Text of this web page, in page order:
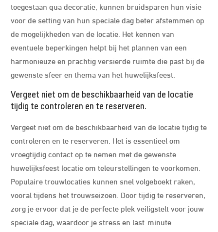
toegestaan qua decoratie, kunnen bruidsparen hun visie
voor de setting van hun speciale dag beter afstemmen op
de mogelijkheden van de locatie. Het kennen van
eventuele beperkingen helpt bij het plannen van een
harmonieuze en prachtig versierde ruimte die past bij de
gewenste sfeer en thema van het huwelijksfeest.
Vergeet niet om de beschikbaarheid van de locatie
tijdig te controleren en te reserveren.
Vergeet niet om de beschikbaarheid van de locatie tijdig te
controleren en te reserveren. Het is essentieel om
vroegtijdig contact op te nemen met de gewenste
huwelijksfeest locatie om teleurstellingen te voorkomen.
Populaire trouwlocaties kunnen snel volgeboekt raken,
vooral tijdens het trouwseizoen. Door tijdig te reserveren,
zorg je ervoor dat je de perfecte plek veiligstelt voor jouw
speciale dag, waardoor je stress en last-minute